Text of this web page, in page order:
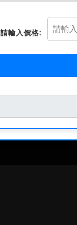
請輸入價格: